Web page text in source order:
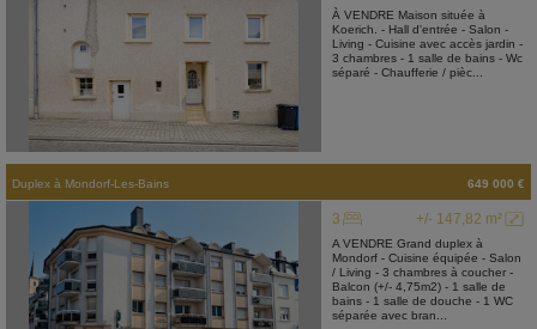
À VENDRE Maison située à
Koerich. - Hall d'entrée - Salon -
Living - Cuisine avec accès jardin -
3 chambres - 1 salle de bains - Wc
séparé - Chaufferie / pièc...
Duplex à Mondorf-Les-Bains 649 000 €
+/- 147,82 m²
3
A VENDRE Grand duplex à
Mondorf - Cuisine équipée - Salon
/ Living - 3 chambres à coucher -
Balcon (+/- 4,75m2) - 1 salle de
bains - 1 salle de douche - 1 WC
séparée avec bran...